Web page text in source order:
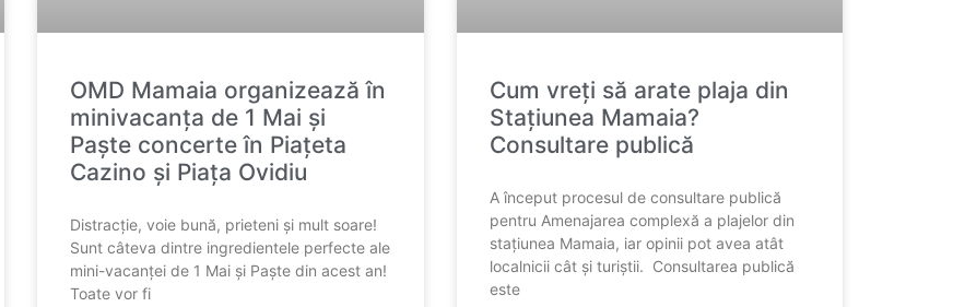
OMD Mamaia organizează în
minivacanța de 1 Mai și
Paște concerte în Piațeta
Cazino și Piața Ovidiu
Distracție, voie bună, prieteni și mult soare!
Sunt câteva dintre ingredientele perfecte ale
mini-vacanței de 1 Mai și Paște din acest an!
Toate vor fi
Cum vreți să arate plaja din
Stațiunea Mamaia?
Consultare publică
A început procesul de consultare publică
pentru Amenajarea complexă a plajelor din
stațiunea Mamaia, iar opinii pot avea atât
localnicii cât și turiștii. Consultarea publică
este